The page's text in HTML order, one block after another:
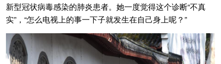
新型冠状病毒感染的肺炎患者。她一度觉得这个诊断“不真
实”，“怎么电视上的事一下子就发生在自己身上呢？”